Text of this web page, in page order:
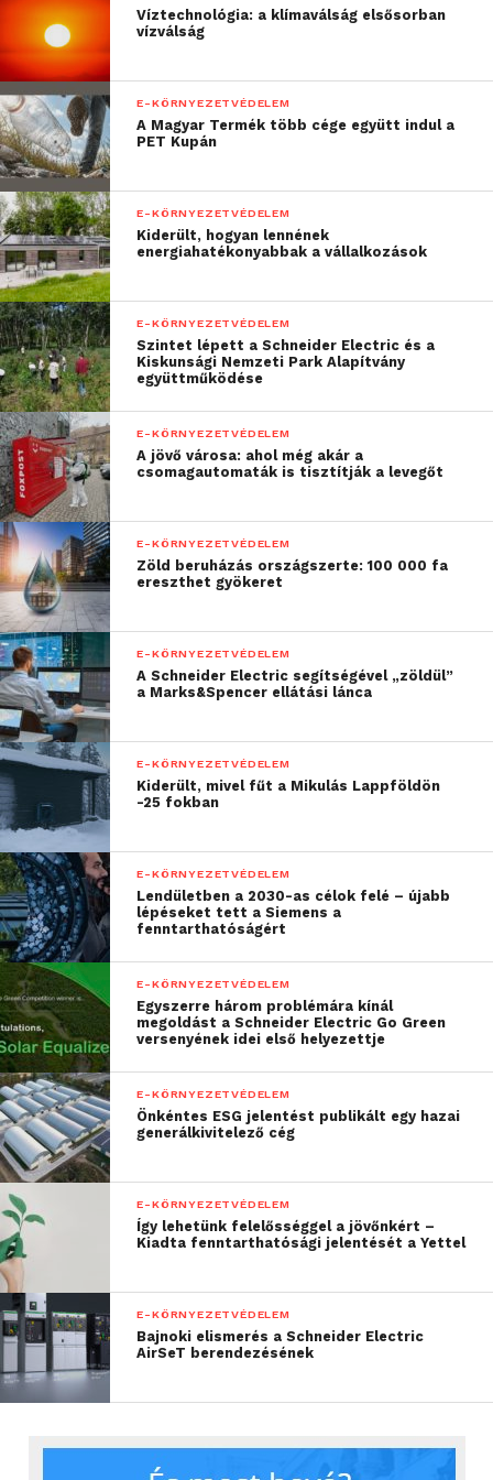
beszerzése során is, amivel 70 százalékos beépült
karbonmennyiség csökkenést sikerült elérni ennél
az építőanyagnál.
„A fenntarthatóság a
Market Csoport
működésének
meghatározó eleme, a
mérnöki innováció egyik
legfontosabb motorja.
Büszkék vagyunk rá, hogy
a Schneider Electric
partnereként olyan úttörő
műszaki megoldásokat
alkalmazhattunk,
amelyekkel közösen már
ma sikerült
túlteljesítenünk a 2030-
ra kitűzött iparági
klímacélokat. Ez a
beruházás kiválóan
példázza, hogy a
versenyszférában a
költséghatékonyság, a
gyorsaság és a radikális
karboncsökkentés a
megfelelő szakmai
összefogással kéz a
kézben jár”
– mondta Scheer Sándor, az üzembővítés
generálkivitelezéséért felelős Market Építő Zrt.
vezérigazgatója.
A Schneider Electric tavaly májusban adta át a
dunavecsei DSPS üzemét, ami a vállalat egyik
legnagyobb létesítménye Európában és a cég
legújabb, SF6-mentes középfeszültségű
kapcsolóberendezése, azRM AirSeT®fő európai
gyártóközpontja.
A Duna Smart Power Systems első üteme esetében a
teljes életciklusra kivetített beépített
karbonmennyiség 581 kilogramm volt
Víztechnológia: a klímaválság elsősorban
vízválság
E-KÖRNYEZETVÉDELEM
A Magyar Termék több cége együtt indul a
PET Kupán
E-KÖRNYEZETVÉDELEM
Kiderült, hogyan lennének
energiahatékonyabbak a vállalkozások
E-KÖRNYEZETVÉDELEM
Szintet lépett a Schneider Electric és a
Kiskunsági Nemzeti Park Alapítvány
együttműködése
E-KÖRNYEZETVÉDELEM
A jövő városa: ahol még akár a
csomagautomaták is tisztítják a levegőt
E-KÖRNYEZETVÉDELEM
Zöld beruházás országszerte: 100 000 fa
ereszthet gyökeret
E-KÖRNYEZETVÉDELEM
A Schneider Electric segítségével „zöldül”
a Marks&Spencer ellátási lánca
E-KÖRNYEZETVÉDELEM
Kiderült, mivel fűt a Mikulás Lappföldön
-25 fokban
E-KÖRNYEZETVÉDELEM
Lendületben a 2030-as célok felé – újabb
lépéseket tett a Siemens a
fenntarthatóságért
E-KÖRNYEZETVÉDELEM
Egyszerre három problémára kínál
megoldást a Schneider Electric Go Green
versenyének idei első helyezettje
E-KÖRNYEZETVÉDELEM
Önkéntes ESG jelentést publikált egy hazai
generálkivitelező cég
E-KÖRNYEZETVÉDELEM
Így lehetünk felelősséggel a jövőnkért –
Kiadta fenntarthatósági jelentését a Yettel
E-KÖRNYEZETVÉDELEM
Bajnoki elismerés a Schneider Electric
AirSeT berendezésének